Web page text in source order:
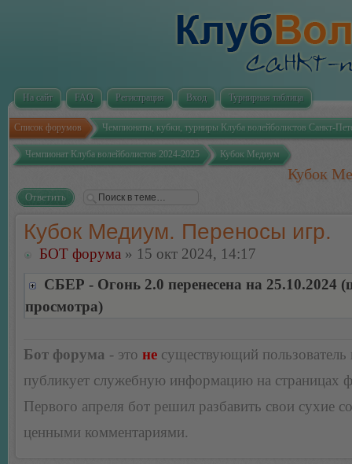
На сайт FAQ Регистрация Вход Турнирная таблица
Список форумов Чемпионаты, кубки, турниры Клуба волейболистов Санкт-
Чемпионат Клуба волейболистов 2024-2025 Кубок Медиум
Кубок
Ответить
Кубок Медиум. Переносы игр.
БОТ форума » 15 окт 2024, 14:17
СБЕР - Огонь 2.0 перенесена на 25.10.2024
просмотра)
Бот форума - это не существующий пользователь
публикует служебную информацию на страницах
Первого апреля бот решил разбавить свои сухие
ценными комментариями.